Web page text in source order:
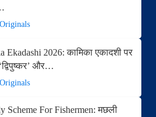
Ekadashi 2026: कामिका एकादशी पर
और…
Scheme For Fishermen: मछली